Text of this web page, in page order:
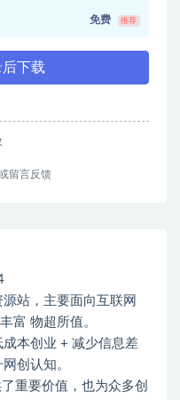
免费 推荐
下载
留言反馈
站，主要面向互联网
富 物超所值。
本创业 + 减少信息差
创认知。
重要价值，也为众多创